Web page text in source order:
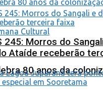
80 anos da
245: Morros do
Ataíde receberão